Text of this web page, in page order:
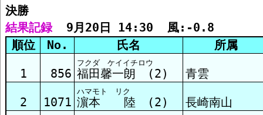
競技メニューへ
決勝 結果
準決勝1組 結果
決勝
結果記録
  9月20日 14:30  風:-0.8
順位
No. 氏名 所属
1 856
フクダ ケイイチロウ
福田馨一朗 (2) 青雲
2 1071
ハマモト リク
濵本 陸 (2) 長崎南山